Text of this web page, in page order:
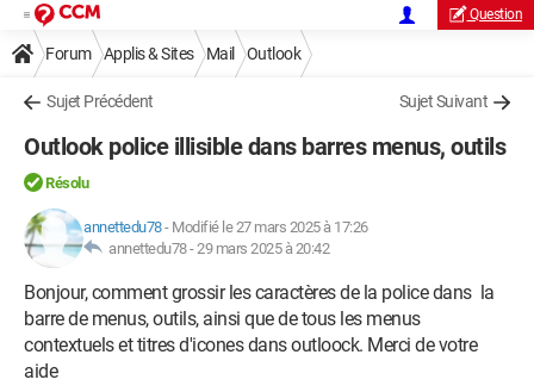
Question
Forum Applis & Sites Mail Outlook
Sujet Précédent Sujet Suivant
Outlook police illisible dans barres menus, outils
Résolu
annettedu78- Modifié le 27 mars 2025 à 17:26
annettedu78 -29 mars 2025 à 20:42
Bonjour, comment grossir les caractères de la police dans la
barre de menus, outils, ainsi que de tous les menus
contextuels et titres d'icones dans outloock. Merci de votre
aide